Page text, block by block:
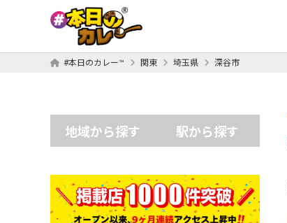
#本日のカレー™ 関東 埼玉県 深谷市
地域から探す 駅から探す